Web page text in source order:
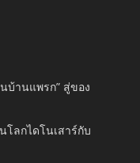
บ้านแพรก” สู่ของ
โลกไดโนเสาร์กับ